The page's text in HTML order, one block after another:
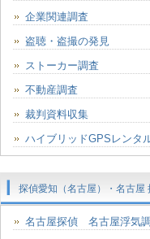
企業関連調査
盗聴・盗撮の発見
ストーカー調査
不動産調査
裁判資料収集
ハイブリッドGPSレンタ
探偵愛知（名古屋）・名古屋
名古屋探偵 名古屋浮気